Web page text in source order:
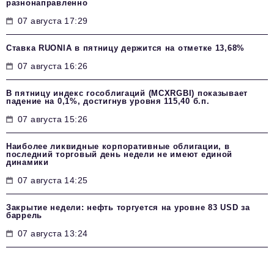
разнонаправленно
07 августа 17:29
Ставка RUONIA в пятницу держится на отметке 13,68%
07 августа 16:26
В пятницу индекс гособлигаций (MCXRGBI) показывает
падение на 0,1%, достигнув уровня 115,40 б.п.
07 августа 15:26
Наиболее ликвидные корпоративные облигации, в
последний торговый день недели не имеют единой
динамики
07 августа 14:25
Закрытие недели: нефть торгуется на уровне 83 USD за
баррель
07 августа 13:24